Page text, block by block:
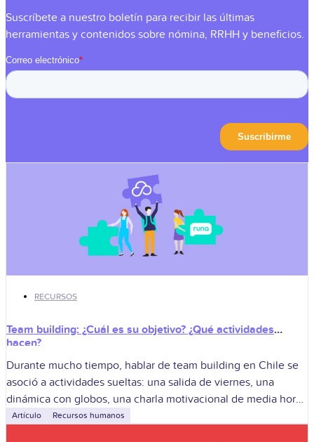
Suscríbete a nuestro boletín para recibir las últimas
herramientas y contenidos sobre nómina, RRHH y beneficios.
RECURSOS
Team building: ¿Cuál es su objetivo? ¿Qué actividades
hacen?
Durante mucho tiempo, hablar de team building en Chile se
asoció a actividades sueltas: una salida de viernes, una
dinámica con globos, una charla motivacional de media hora.
Pero el
Artículo Recursos humanos